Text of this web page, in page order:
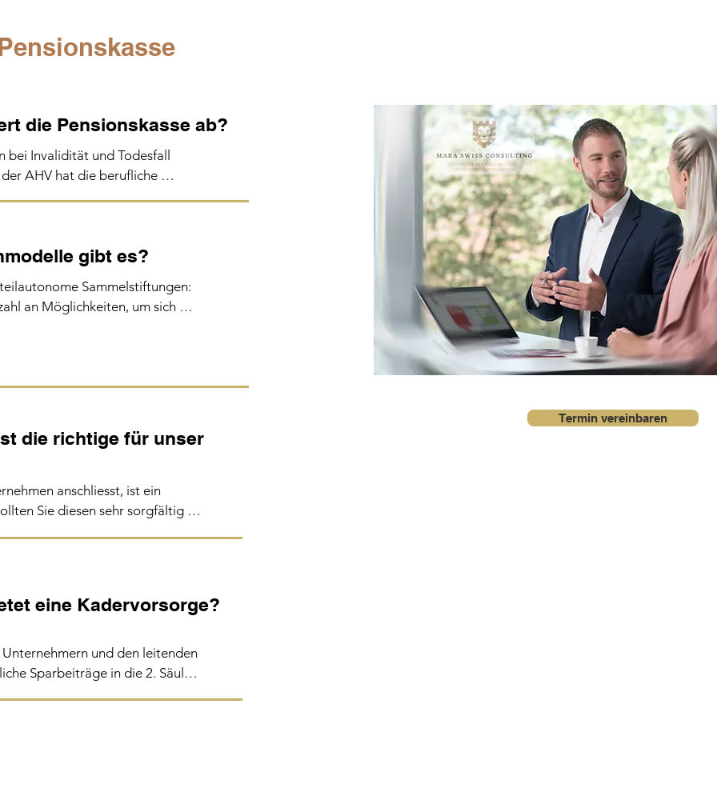
die Pensionskasse ab?
bei Invalidität und Todesfall
AHV hat die berufliche
obligatorischen und einem
Der darüber liegende
gibt es?
Sammelstiftungen:
an Möglichkeiten, um sich
aufgetan. Es lohnt sich
regelmässig zu
die richtige für unser
Termin vereinbaren
anschliesst, ist ein
Sie diesen sehr sorgfältig
Fokus, werden die
im Vordergrund, sind
eine Kadervorsorge?
und den leitenden
Sparbeiträge in die 2. Säule